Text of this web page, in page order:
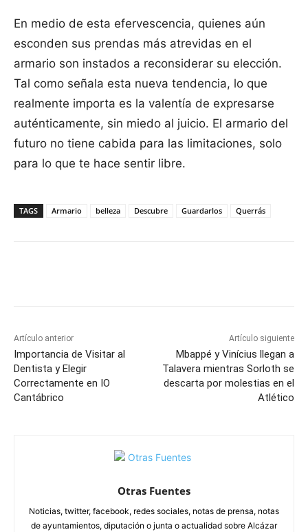
En medio de esta efervescencia, quienes aún
esconden sus prendas más atrevidas en el
armario son instados a reconsiderar su elección.
Tal como señala esta nueva tendencia, lo que
realmente importa es la valentía de expresarse
auténticamente, sin miedo al juicio. El armario del
futuro no tiene cabida para las limitaciones, solo
para lo que te hace sentir libre.
TAGS Armario belleza Descubre Guardarlos Querrás
Artículo anterior
Importancia de Visitar al
Dentista y Elegir
Correctamente en IO
Cantábrico
Artículo siguiente
Mbappé y Vinícius llegan a
Talavera mientras Sorloth se
descarta por molestias en el
Atlético
Otras Fuentes
Noticias, twitter, facebook, redes sociales, notas de prensa, notas
de ayuntamientos, diputación o junta o actualidad sobre Alcázar